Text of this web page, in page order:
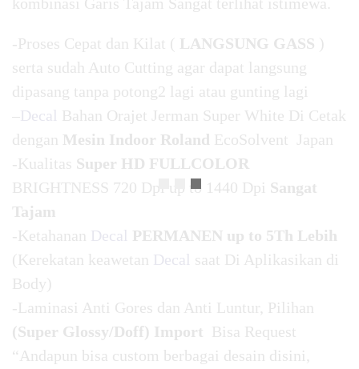
-Proses Cepat dan Kilat ( LANGSUNG GASS )
serta sudah Auto Cutting agar dapat langsung
dipasang tanpa potong2 lagi atau gunting lagi
–Decal Bahan Orajet Jerman Super White Di Cetak
dengan Mesin Indoor Roland EcoSolvent Japan
-Kualitas Super HD FULLCOLOR
BRIGHTNESS 720 Dpi up to 1440 Dpi Sangat
Tajam
-Ketahanan Decal PERMANEN up to 5Th Lebih
(Kerekatan keawetan Decal saat Di Aplikasikan di
Body)
-Laminasi Anti Gores dan Anti Luntur, Pilihan
(Super Glossy/Doff) Import Bisa Request
“Andapun bisa custom berbagai desain disini,